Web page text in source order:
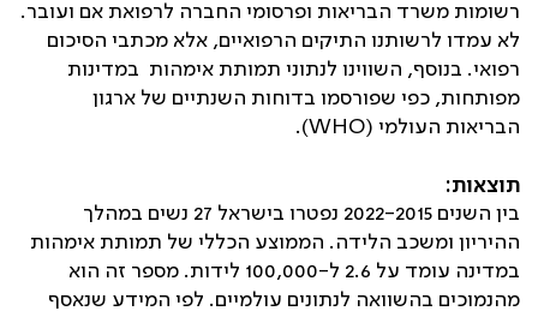
רשומות משרד הבריאות ופרסומי החברה לרפואת אם ועובר.
לא עמדו לרשותנו התיקים הרפואיים, אלא מכתבי הסיכום
רפואי. בנוסף, השווינו לנתוני תמותת אימהות במדינות
מפותחות, כפי שפורסמו בדוחות השנתיים של ארגון
הבריאות העולמי (WHO
).
תוצאות:
בין השנים 2022-2015 נפטרו בישראל
27 נשים במהלך
ההיריון ומשכב הלידה. הממוצע הכללי של תמותת אימהות
במדינה עומד על 2.6 ל-100,000 לידות. מספר זה הוא
מהנמוכים בהשוואה לנתונים עולמיים. לפי המידע שנאסף